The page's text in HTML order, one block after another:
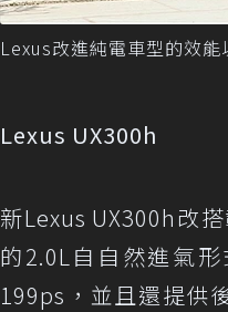
Lexus改進純電車型的效
Lexus UX300h
新Lexus UX300h改
的2.0L自自然進氣
199ps，並且還提供